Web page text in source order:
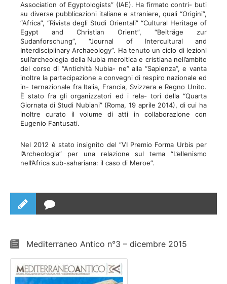
Association of Egyptologists” (IAE). Ha firmato contri- buti
su diverse pubblicazioni italiane e straniere, quali “Origini”,
“Africa”, “Rivista degli Studi Orientali” “Cultural Heritage of
Egypt and Christian Orient”, “Beiträge zur
Sudanforschung”, “Journal of Intercultural and
Interdisciplinary Archaeology”. Ha tenuto un ciclo di lezioni
sull’archeologia della Nubia meroitica e cristiana nell’ambito
del corso di “Antichità Nubia- ne” alla “Sapienza”, e vanta
inoltre la partecipazione a convegni di respiro nazionale ed
in- ternazionale fra Italia, Francia, Svizzera e Regno Unito.
È stato fra gli organizzatori ed i rela- tori della “Quarta
Giornata di Studi Nubiani” (Roma, 19 aprile 2014), di cui ha
inoltre curato il volume di atti in collaborazione con
Eugenio Fantusati.
Nel 2012 è stato insignito del “VI Premio Forma Urbis per
l’Archeologia” per una relazione sul tema “L’ellenismo
nell’Africa sub-sahariana: il caso di Meroe”.
Mediterraneo Antico n°3 – dicembre 2015